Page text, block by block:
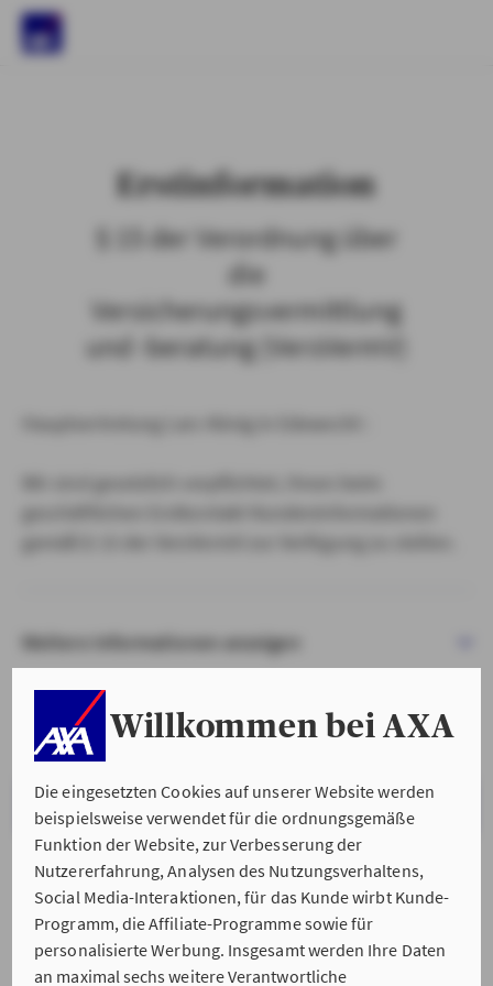
Willkommen bei AXA
Die eingesetzten Cookies auf unserer Website werden
beispielsweise verwendet für die ordnungsgemäße
Funktion der Website, zur Verbesserung der
Nutzererfahrung, Analysen des Nutzungsverhaltens,
Social Media-Interaktionen, für das Kunde wirbt Kunde-
Programm, die Affiliate-Programme sowie für
personalisierte Werbung. Insgesamt werden Ihre Daten
an maximal sechs weitere Verantwortliche
Erstinformation
§ 15 der Verordnung über
die
Versicherungsvermittlung
und -beratung (VersVermV)
Weitere Informationen anzeigen
VERSTANDEN & WEITER